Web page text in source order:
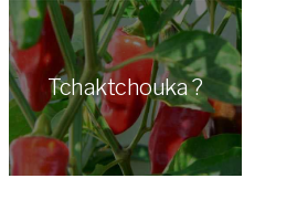
Tchaktchouka ?